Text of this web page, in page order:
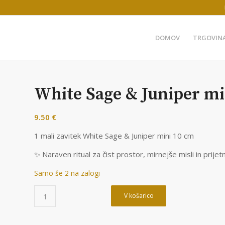
DOMOV
White Sage & Juniper
9.50 €
1 mali zavitek White Sage & Juniper mini 10 cm
✨ Naraven ritual za čist prostor, mirnejše misli in
Samo še 2 na zalogi
V košarico